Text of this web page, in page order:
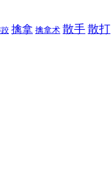
擒拿 擒拿术 散手散打